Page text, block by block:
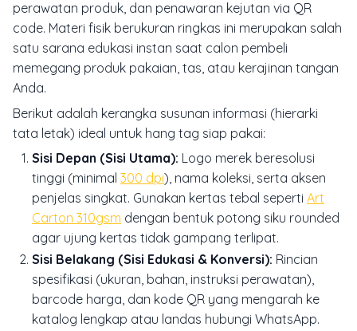
perawatan produk, dan penawaran kejutan via QR
code. Materi fisik berukuran ringkas ini merupakan salah
satu sarana edukasi instan saat calon pembeli
memegang produk pakaian, tas, atau kerajinan tangan
Anda.
Berikut adalah kerangka susunan informasi (hierarki
tata letak) ideal untuk hang tag siap pakai:
Sisi Depan (Sisi Utama): Logo merek beresolusi
tinggi (minimal 300 dpi), nama koleksi, serta aksen
penjelas singkat. Gunakan kertas tebal seperti Art
Carton 310gsm dengan bentuk potong siku rounded
agar ujung kertas tidak gampang terlipat.
Sisi Belakang (Sisi Edukasi & Konversi): Rincian
spesifikasi (ukuran, bahan, instruksi perawatan),
barcode harga, dan kode QR yang mengarah ke
katalog lengkap atau landas hubungi WhatsApp.